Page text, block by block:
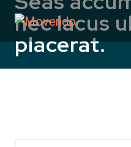
nec lacus
placerat.